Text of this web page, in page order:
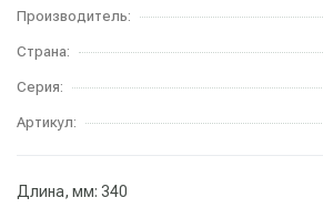
Производитель:
Страна:
Серия:
Артикул:
Длина, мм: 340